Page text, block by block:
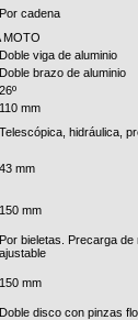
Por cadena
MOTO
Doble viga de aluminio
Doble brazo de aluminio
26º
110 mm
Telescópica, hidráulica,
43 mm
150 mm
Por bieletas. Precarga
ajustable
150 mm
Doble disco con pinzas